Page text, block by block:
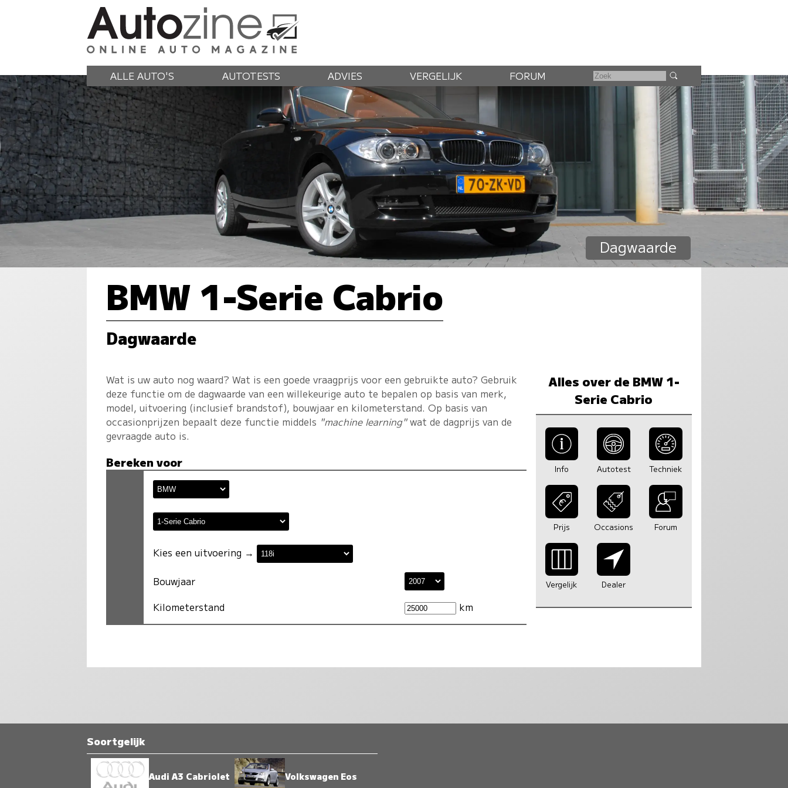
ALLE AUTO'S AUTOTESTS ADVIES VERGELIJK FORUM
Dagwaarde
BMW 1-Serie Cabrio
Dagwaarde
Wat is uw auto nog waard? Wat is een goede vraagprijs voor een gebruikte auto? Gebruik
deze functie om de dagwaarde van een willekeurige auto te bepalen op basis van merk,
model, uitvoering (inclusief brandstof), bouwjaar en kilometerstand. Op basis van
occasionprijzen bepaalt deze functie middels "machine learning"wat de dagprijs van de
gevraagde auto is.
Bereken voor
Kies een uitvoering →
Bouwjaar
Kilometerstand
km
Alles over de BMW 1-
Serie Cabrio
Info Autotest Techniek
Prijs Occasions Forum
Vergelijk Dealer
Soortgelijk
Audi A3 Cabriolet Volkswagen Eos